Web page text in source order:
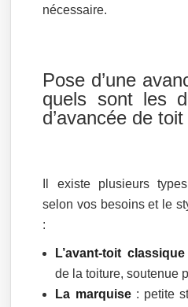
nécessaire.
Pose d’une
quels sont les
d’avancée de toit
Il existe plusieurs
selon vos besoins et le
:
L’avant-toit classique
de la toiture, soutenue
La marquise: petite